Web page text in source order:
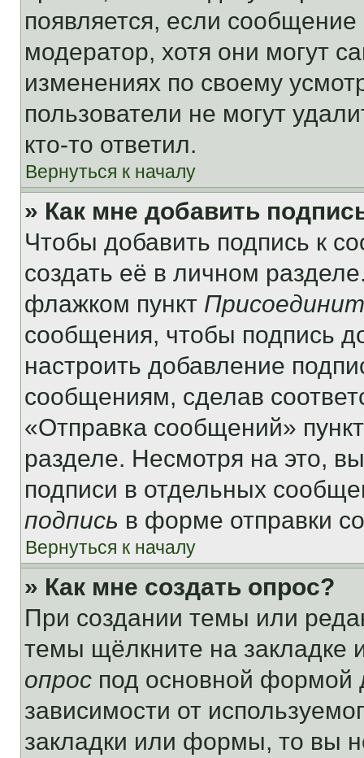
появляется, если
модератор, хотя они могут
изменениях по своему
пользователи не могут
кто-то ответил.
Вернуться к началу
» Как мне добавить
Чтобы добавить подпись к
создать её в личном
флажком пункт
сообщения, чтобы подпись
настроить добавление
сообщениям, сделав
«Отправка сообщений»
разделе. Несмотря на это,
подписи в отдельных
подпись в форме отправки
Вернуться к началу
» Как мне создать опрос?
При создании темы или
темы щёлкните на
опрос под основной формой
зависимости от
закладки или формы, то вы